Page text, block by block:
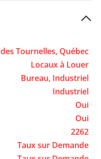
Tournelles, Québec
Locaux à Louer
Bureau, Industriel
Industriel
Oui
Oui
2262
Taux sur Demande